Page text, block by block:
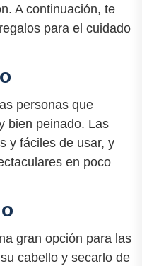
A continuación, te
para el cuidado
personas que
bien peinado. Las
y fáciles de usar, y
en poco
gran opción para las
cabello y secarlo de